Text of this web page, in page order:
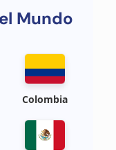
Mundo
Colombia